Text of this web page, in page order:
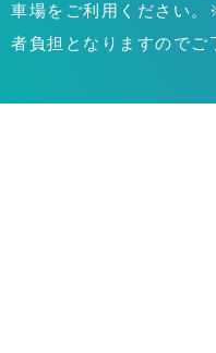
車場をご利用ください
者負担となりますのでご